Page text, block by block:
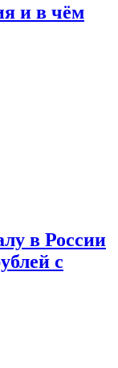
и в чём
в России
с